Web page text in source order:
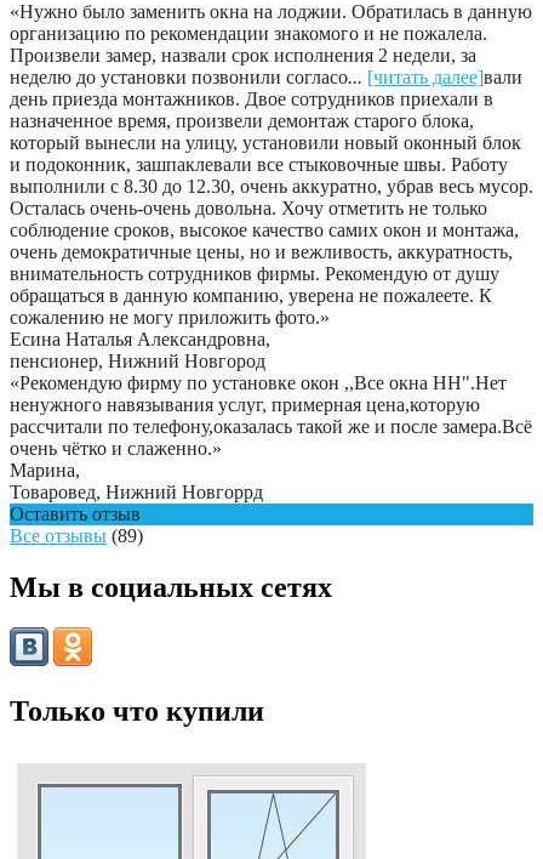
«Нужно было заменить окна на лоджии. Обратилась в данную
организацию по рекомендации знакомого и не пожалела.
Произвели замер, назвали срок исполнения 2 недели, за
неделю до установки позвонили согласо... [читать далее]вали
день приезда монтажников. Двое сотрудников приехали в
назначенное время, произвели демонтаж старого блока,
который вынесли на улицу, установили новый оконный блок
и подоконник, зашпаклевали все стыковочные швы. Работу
выполнили с 8.30 до 12.30, очень аккуратно, убрав весь мусор.
Осталась очень-очень довольна. Хочу отметить не только
соблюдение сроков, высокое качество самих окон и монтажа,
очень демократичные цены, но и вежливость, аккуратность,
внимательность сотрудников фирмы. Рекомендую от душу
обращаться в данную компанию, уверена не пожалеете. К
сожалению не могу приложить фото.»
Есина Наталья Александровна,
пенсионер, Нижний Новгород
«Рекомендую фирму по установке окон ,,Все окна НН".Нет
ненужного навязывания услуг, примерная цена,которую
рассчитали по телефону,оказалась такой же и после замера.Всë
очень чëтко и слаженно.»
Марина,
Товаровед, Нижний Новгоррд
Оставить отзыв
Все отзывы (89)
Мы в социальных сетях
Только что купили